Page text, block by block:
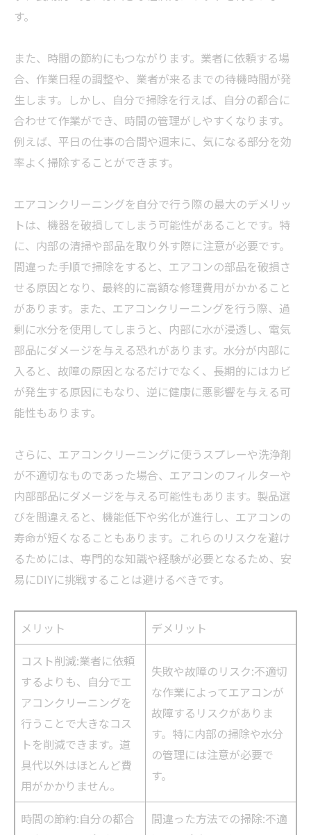
す。
また、時間の節約にもつながります。業者に依頼する場
合、作業日程の調整や、業者が来るまでの待機時間が発
生します。しかし、自分で掃除を行えば、自分の都合に
合わせて作業ができ、時間の管理がしやすくなります。
例えば、平日の仕事の合間や週末に、気になる部分を効
率よく掃除することができます。
エアコンクリーニングを自分で行う際の最大のデメリッ
トは、機器を破損してしまう可能性があることです。特
に、内部の清掃や部品を取り外す際に注意が必要です。
間違った手順で掃除をすると、エアコンの部品を破損さ
せる原因となり、最終的に高額な修理費用がかかること
があります。また、エアコンクリーニングを行う際、過
剰に水分を使用してしまうと、内部に水が浸透し、電気
部品にダメージを与える恐れがあります。水分が内部に
入ると、故障の原因となるだけでなく、長期的にはカビ
が発生する原因にもなり、逆に健康に悪影響を与える可
能性もあります。
さらに、エアコンクリーニングに使うスプレーや洗浄剤
が不適切なものであった場合、エアコンのフィルターや
内部部品にダメージを与える可能性もあります。製品選
びを間違えると、機能低下や劣化が進行し、エアコンの
寿命が短くなることもあります。これらのリスクを避け
るためには、専門的な知識や経験が必要となるため、安
易にDIYに挑戦することは避けるべきです。
メリット
デメリット
コスト削減:業者に依頼
するよりも、自分でエ
アコンクリーニングを
行うことで大きなコス
トを削減できます。道
具代以外はほとんど費
用がかかりません。
失敗や故障のリスク:不適切
な作業によってエアコンが
故障するリスクがありま
す。特に内部の掃除や水分
の管理には注意が必要で
す。
時間の節約:自分の都合
間違った方法での掃除:不適